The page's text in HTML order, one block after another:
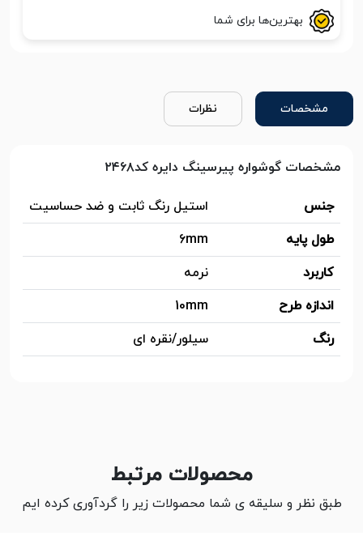
بهترین‌ها برای شما
مشخصات نظرات
مشخصات گوشواره پیرسینگ دایره کد۲۴۶۸
جنس
استیل رنگ ثابت و ضد حساسیت
طول پایه
6mm
کاربرد
نرمه
اندازه طرح
10mm
رنگ
سیلور/نقره ای
محصولات مرتبط
طبق نظر و سلیقه ی شما محصولات زیر را گردآوری کرده ایم